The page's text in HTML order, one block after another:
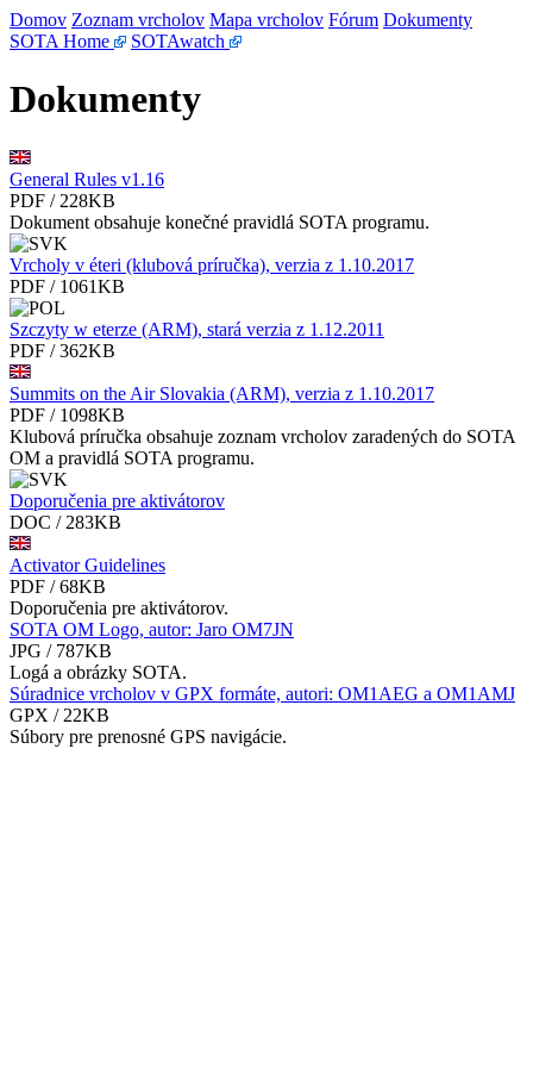
Domov Zoznam vrcholov Mapa vrcholov Fórum Dokumenty
SOTA Home
SOTAwatch
Dokumenty
General Rules v1.16
PDF / 228KB
Dokument obsahuje konečné pravidlá SOTA programu.
Vrcholy v éteri (klubová príručka), verzia z 1.10.2017
PDF / 1061KB
Szczyty w eterze (ARM), stará verzia z 1.12.2011
PDF / 362KB
Summits on the Air Slovakia (ARM), verzia z 1.10.2017
PDF / 1098KB
Klubová príručka obsahuje zoznam vrcholov zaradených do SOTA
OM a pravidlá SOTA programu.
Doporučenia pre aktivátorov
DOC / 283KB
Activator Guidelines
PDF / 68KB
Doporučenia pre aktivátorov.
SOTA OM Logo, autor: Jaro OM7JN
JPG / 787KB
Logá a obrázky SOTA.
Súradnice vrcholov v GPX formáte, autori: OM1AEG a OM1AMJ
GPX / 22KB
Súbory pre prenosné GPS navigácie.